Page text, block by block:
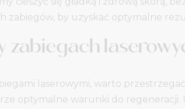
zabiegów, by uzyskać optymalne
laserowymi, warto
optymalne warunki do